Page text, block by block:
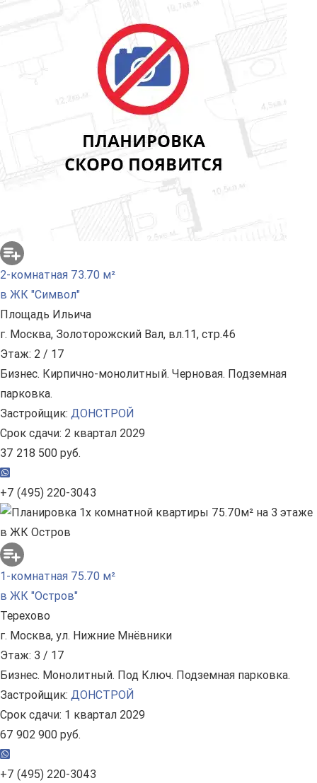
2-комнатная 73.70 м²
в ЖК "Символ"
Площадь Ильича
г. Москва, Золоторожский Вал, вл.11, стр.46
Этаж: 2 / 17
Бизнес. Кирпично-монолитный. Черновая. Подземная
парковка.
Застройщик: ДОНСТРОЙ
Срок сдачи: 2 квартал 2029
37 218 500 руб.
+7 (495) 220-3043
1-комнатная 75.70 м²
в ЖК "Остров"
Терехово
г. Москва, ул. Нижние Мнёвники
Этаж: 3 / 17
Бизнес. Монолитный. Под Ключ. Подземная парковка.
Застройщик: ДОНСТРОЙ
Срок сдачи: 1 квартал 2029
67 902 900 руб.
+7 (495) 220-3043